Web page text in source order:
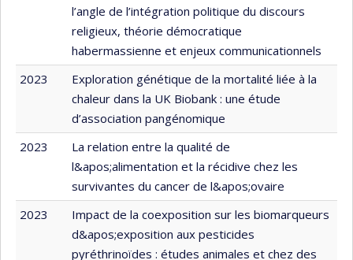
l’angle de l’intégration politique du discours
religieux, théorie démocratique
habermassienne et enjeux communicationnels
2023
Exploration génétique de la mortalité liée à la
chaleur dans la UK Biobank : une étude
d’association pangénomique
2023
La relation entre la qualité de
l&apos;alimentation et la récidive chez les
survivantes du cancer de l&apos;ovaire
2023
Impact de la coexposition sur les biomarqueurs
d&apos;exposition aux pesticides
pyréthrinoïdes : études animales et chez des